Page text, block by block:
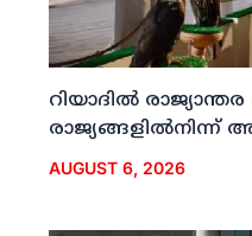
റിയാദില്‍
AUGUST 6, 2026